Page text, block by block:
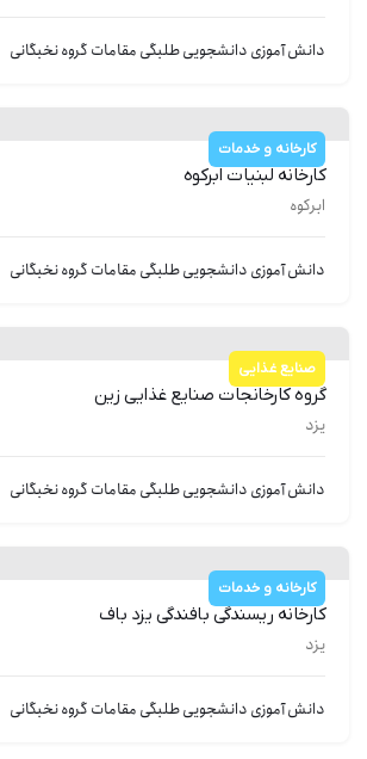
دانش آموزیدانشجوییطلبگیمقاماتگروه نخبگانی
کارخانه و خدمات
کارخانه لبنیات ابرکوه
ابرکوه
دانش آموزیدانشجوییطلبگیمقاماتگروه نخبگانی
صنایع غذایی
گروه کارخانجات صنایع غذایی زین
یزد
دانش آموزیدانشجوییطلبگیمقاماتگروه نخبگانی
کارخانه و خدمات
کارخانه ریسندگی بافندگی یزد باف
یزد
دانش آموزیدانشجوییطلبگیمقاماتگروه نخبگانی